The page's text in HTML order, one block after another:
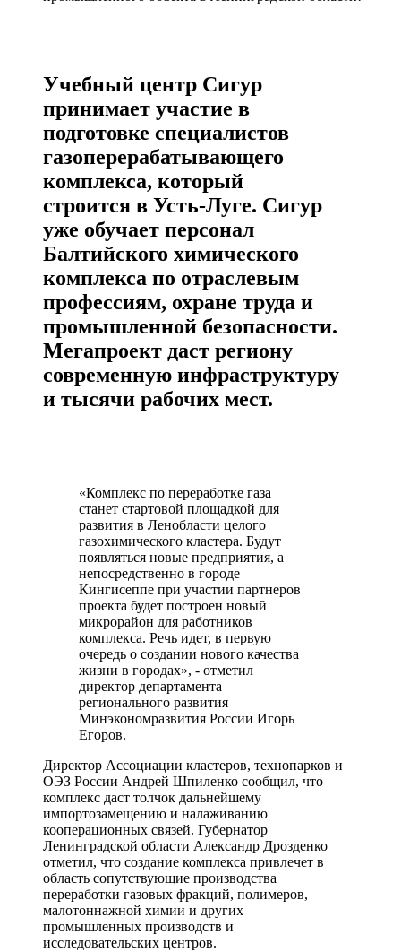
Учебный центр Сигур
принимает участие в
подготовке специалистов
газоперерабатывающего
комплекса, который
строится в Усть-Луге. Сигур
уже обучает персонал
Балтийского химического
комплекса по отраслевым
профессиям, охране труда и
промышленной безопасности.
Мегапроект даст региону
современную инфраструктуру
и тысячи рабочих мест.
«Комплекс по переработке газа
станет стартовой площадкой для
развития в Ленобласти целого
газохимического кластера. Будут
появляться новые предприятия, а
непосредственно в городе
Кингисеппе при участии партнеров
проекта будет построен новый
микрорайон для работников
комплекса. Речь идет, в первую
очередь о создании нового качества
жизни в городах», - отметил
директор департамента
регионального развития
Минэкономразвития России Игорь
Егоров.
Директор Ассоциации кластеров, технопарков и
ОЭЗ России Андрей Шпиленко сообщил, что
комплекс даст толчок дальнейшему
импортозамещению и налаживанию
кооперационных связей. Губернатор
Ленинградской области Александр Дрозденко
отметил, что создание комплекса привлечет в
область сопутствующие производства
переработки газовых фракций, полимеров,
малотоннажной химии и других
промышленных производств и
исследовательских центров.